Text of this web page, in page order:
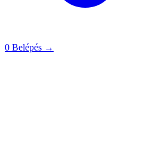
0 Belépés →